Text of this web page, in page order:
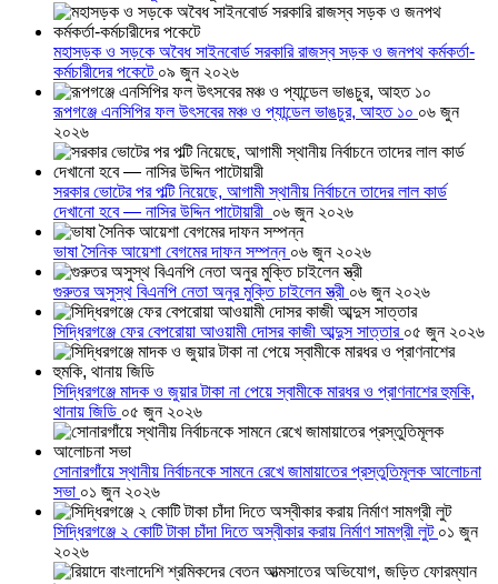
মহাসড়ক ও সড়কে অবৈধ সাইনবোর্ড সরকারি রাজস্ব সড়ক ও জনপথ কর্মকর্তা-
কর্মচারীদের পকেটে ০৯ জুন ২০২৬
রূপগঞ্জে এনসিপির ফল উৎসবের মঞ্চ ও প্যান্ডেল ভাঙচুর, আহত ১০ ০৬ জুন
২০২৬
সরকার ভোটের পর পল্টি নিয়েছে, আগামী স্থানীয় নির্বাচনে তাদের লাল কার্ড
দেখানো হবে — নাসির উদ্দিন পাটোয়ারী ০৬ জুন ২০২৬
ভাষা সৈনিক আয়েশা বেগমের দাফন সম্পন্ন ০৬ জুন ২০২৬
গুরুতর অসুস্থ বিএনপি নেতা অনুর মুক্তি চাইলেন স্ত্রী ০৬ জুন ২০২৬
সিদ্ধিরগঞ্জে ফের বেপরোয়া আওয়ামী দোসর কাজী আব্দুস সাত্তার ০৫ জুন ২০২৬
সিদ্ধিরগঞ্জে মাদক ও জুয়ার টাকা না পেয়ে স্বামীকে মারধর ও প্রাণনাশের হুমকি,
থানায় জিডি ০৫ জুন ২০২৬
সোনারগাঁয়ে স্থানীয় নির্বাচনকে সামনে রেখে জামায়াতের প্রস্তুতিমূলক আলোচনা
সভা ০১ জুন ২০২৬
সিদ্ধিরগঞ্জে ২ কোটি টাকা চাঁদা দিতে অস্বীকার করায় নির্মাণ সামগ্রী লুট ০১ জুন
২০২৬